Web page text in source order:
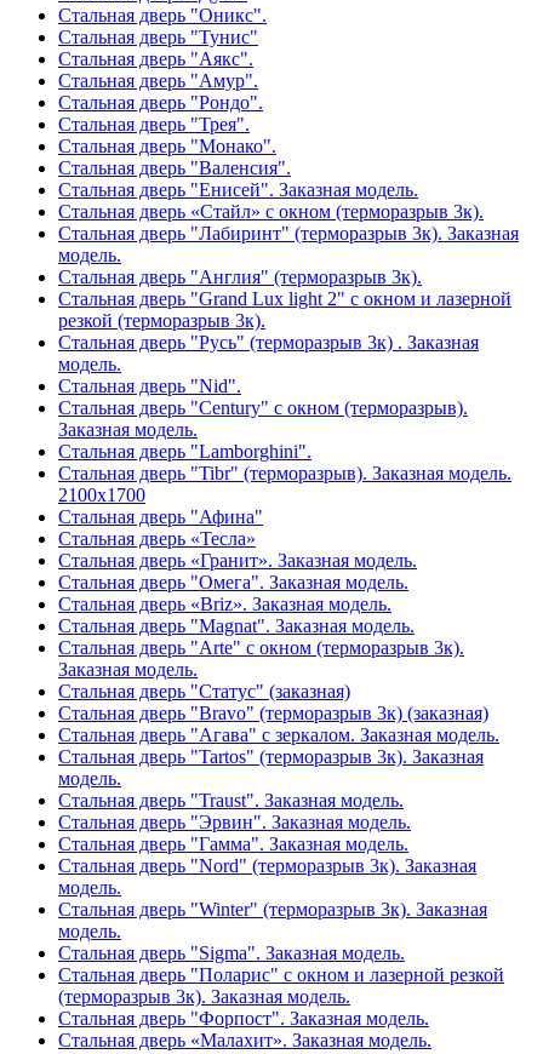
Стальная дверь "Оникс".
Стальная дверь "Тунис"
Стальная дверь "Аякс".
Стальная дверь "Амур".
Стальная дверь "Рондо".
Стальная дверь "Трея".
Стальная дверь "Монако".
Стальная дверь "Валенсия".
Стальная дверь "Енисей". Заказная модель.
Стальная дверь «Стайл» с окном (терморазрыв 3к).
Стальная дверь "Лабиринт" (терморазрыв 3к). Заказная
модель.
Стальная дверь "Англия" (терморазрыв 3к).
Стальная дверь "Grand Lux light 2" с окном и лазерной
резкой (терморазрыв 3к).
Стальная дверь "Русь" (терморазрыв 3к) . Заказная
модель.
Стальная дверь "Nid".
Стальная дверь "Century" с окном (терморазрыв).
Заказная модель.
Стальная дверь "Lamborghini".
Стальная дверь "Tibr" (терморазрыв). Заказная модель.
2100х1700
Стальная дверь "Афина"
Стальная дверь «Тесла»
Стальная дверь «Гранит». Заказная модель.
Стальная дверь "Омега". Заказная модель.
Стальная дверь «Briz». Заказная модель.
Стальная дверь "Magnat". Заказная модель.
Стальная дверь "Arte" с окном (терморазрыв 3к).
Заказная модель.
Стальная дверь "Статус" (заказная)
Стальная дверь "Bravo" (терморазрыв 3к) (заказная)
Стальная дверь "Агава" с зеркалом. Заказная модель.
Стальная дверь "Tartos" (терморазрыв 3к). Заказная
модель.
Стальная дверь "Traust". Заказная модель.
Стальная дверь "Эрвин". Заказная модель.
Стальная дверь "Гамма". Заказная модель.
Стальная дверь "Nord" (терморазрыв 3к). Заказная
модель.
Стальная дверь "Winter" (терморазрыв 3к). Заказная
модель.
Стальная дверь "Sigma". Заказная модель.
Стальная дверь "Поларис" с окном и лазерной резкой
(терморазрыв 3к). Заказная модель.
Стальная дверь "Форпост". Заказная модель.
Стальная дверь «Малахит». Заказная модель.